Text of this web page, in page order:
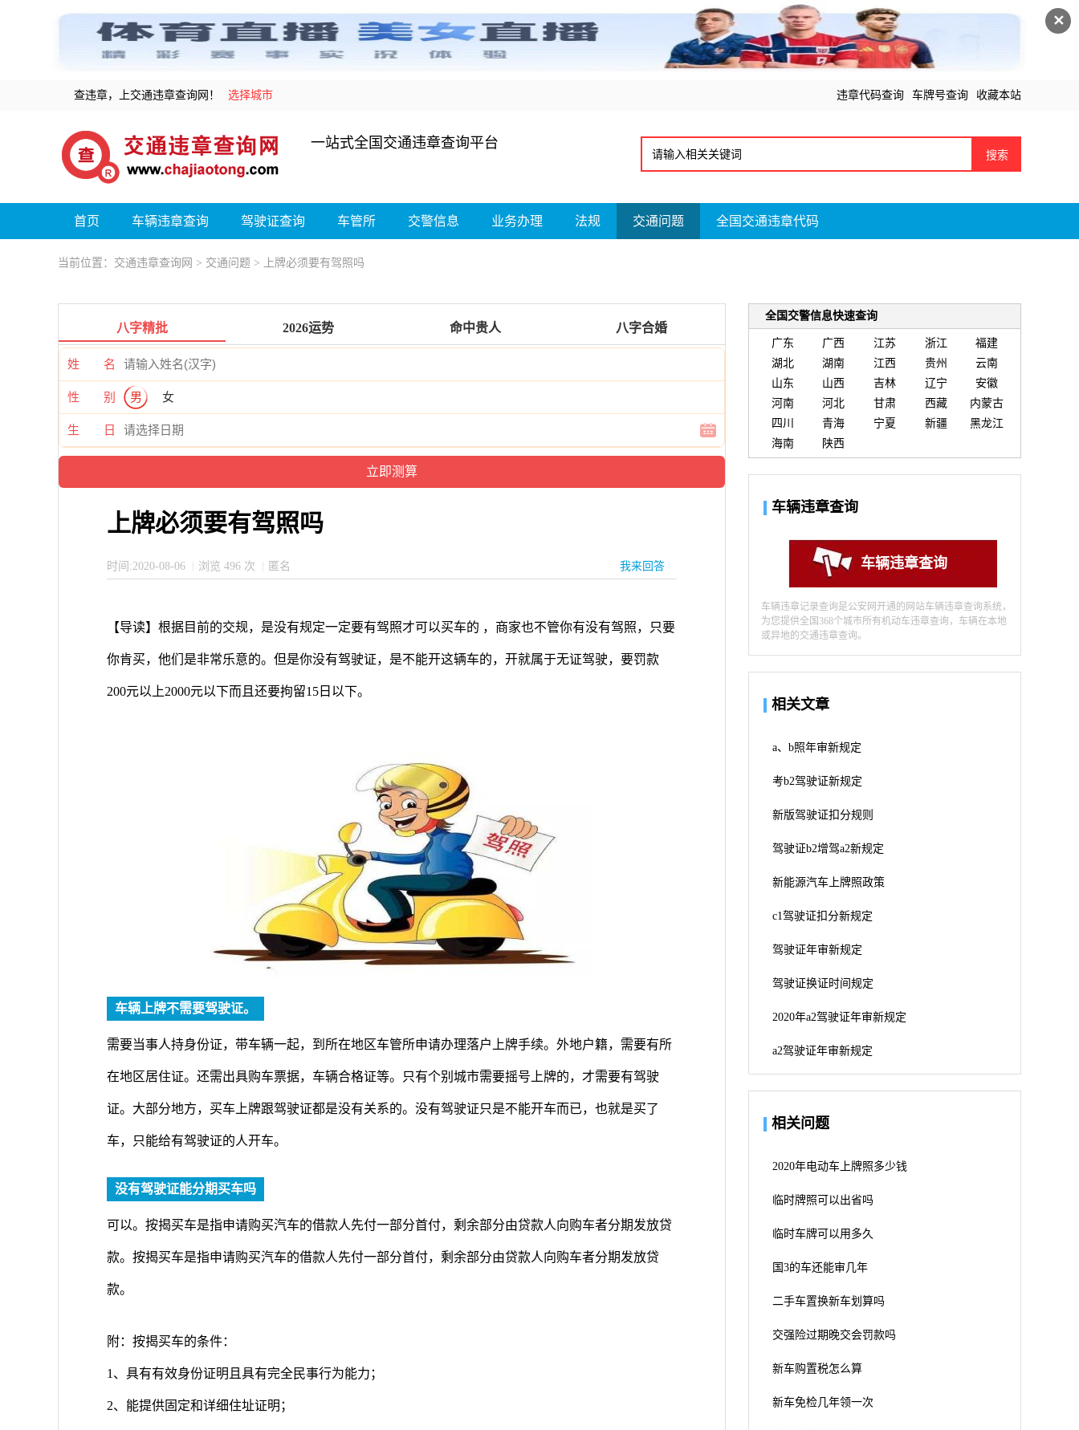
✕
查违章，上交通违章查询网！ 选择城市 违章代码查询 车牌号查询 收藏本站
一站式全国交通违章查询平台
搜索
首页 车辆违章查询 驾驶证查询 车管所 交警信息 业务办理 法规 交通问题 全国交通违章代码
当前位置： 交通违章查询网 > 交通问题 > 上牌必须要有驾照吗
八字精批 2026运势 命中贵人 八字合婚
姓 名
性 别 男 女
生 日
上牌必须要有驾照吗
时间:2020-08-06 浏览 496 次 匿名 我来回答
【导读】根据目前的交规，是没有规定一定要有驾照才可以买车的 ，商家也不管你有没有驾照，只要
你肯买，他们是非常乐意的。但是你没有驾驶证，是不能开这辆车的，开就属于无证驾驶，要罚款
200元以上2000元以下而且还要拘留15日以下。
车辆上牌不需要驾驶证。
需要当事人持身份证，带车辆一起，到所在地区车管所申请办理落户上牌手续。外地户籍，需要有所
在地区居住证。还需出具购车票据，车辆合格证等。只有个别城市需要摇号上牌的，才需要有驾驶
证。大部分地方，买车上牌跟驾驶证都是没有关系的。没有驾驶证只是不能开车而已，也就是买了
车，只能给有驾驶证的人开车。
没有驾驶证能分期买车吗
可以。按揭买车是指申请购买汽车的借款人先付一部分首付，剩余部分由贷款人向购车者分期发放贷
款。按揭买车是指申请购买汽车的借款人先付一部分首付，剩余部分由贷款人向购车者分期发放贷
款。
附：按揭买车的条件：
1、具有有效身份证明且具有完全民事行为能力；
2、能提供固定和详细住址证明；
全国交警信息快速查询
广东 广西 江苏 浙江
福建
湖北
湖南 江西 贵州
云南
山东
山西 吉林 辽宁
安徽
河南
河北 甘肃 西藏
内蒙古
四川
青海 宁夏 新疆
黑龙江
海南
陕西
车辆违章查询
车辆违章查询
车辆违章记录查询是公安网开通的网站车辆违章查询系统，
为您提供全国368个城市所有机动车违章查询，车辆在本地
或异地的交通违章查询。
相关文章
a、b照年审新规定
考b2驾驶证新规定
新版驾驶证扣分规则
驾驶证b2增驾a2新规定
新能源汽车上牌照政策
c1驾驶证扣分新规定
驾驶证年审新规定
驾驶证换证时间规定
2020年a2驾驶证年审新规定
a2驾驶证年审新规定
相关问题
2020年电动车上牌照多少钱
临时牌照可以出省吗
临时车牌可以用多久
国3的车还能审几年
二手车置换新车划算吗
交强险过期晚交会罚款吗
新车购置税怎么算
新车免检几年领一次